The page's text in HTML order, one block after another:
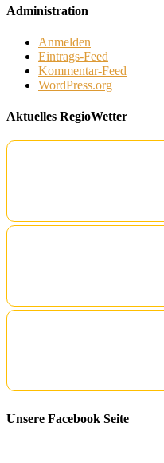
Administration
Anmelden
Eintrags-Feed
Kommentar-Feed
WordPress.org
Aktuelles RegioWetter
Unsere Facebook Seite